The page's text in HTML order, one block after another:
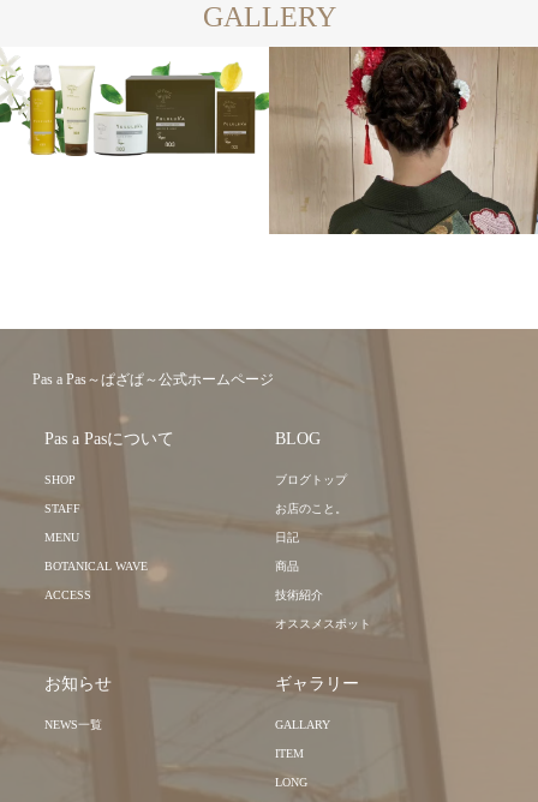
GALLERY
ITEM
SET
Pas a Pas～ぱざぱ～公式ホームページ
Pas a Pasについて
SHOP
STAFF
MENU
BOTANICAL WAVE
ACCESS
BLOG
ブログトップ
お店のこと。
日記
商品
技術紹介
オススメスポット
お知らせ
NEWS一覧
ギャラリー
GALLARY
ITEM
LONG